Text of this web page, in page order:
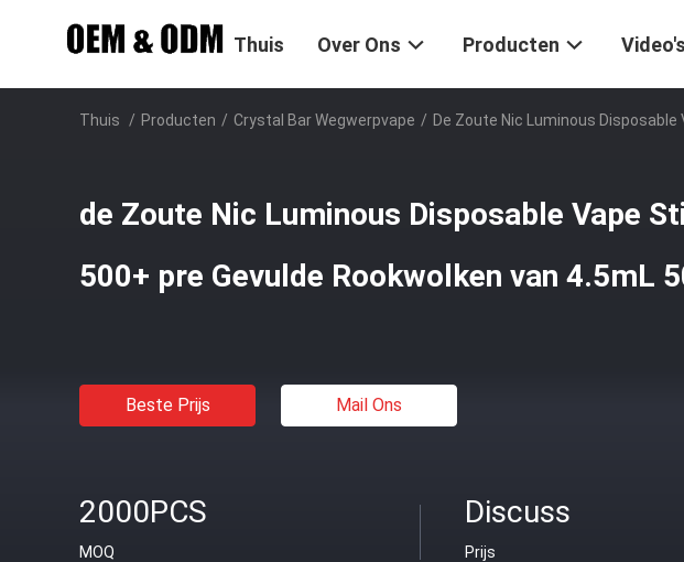
Thuis Over Ons Producten Video's
Thuis / Producten / Crystal Bar Wegwerpvape / De Zoute Nic Luminous Disposable
de Zoute Nic Luminous Disposable Vape
500+ pre Gevulde Rookwolken van 4.5mL
Beste Prijs Mail Ons
2000PCS
MOQ
Discuss
Prijs